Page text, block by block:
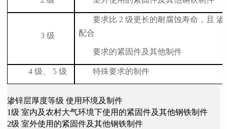
3 级
要求比 2 级更长的耐腐蚀寿命，且 渗
配合
要求的紧固件及其他制件
4 级、 5 级 特殊要求的制件
渗锌层厚度等级 使用环境及制件
1级 室内及农村大气环境下使用的紧固件及其他钢铁制件
2级 室外使用的紧固件及其他钢铁制件